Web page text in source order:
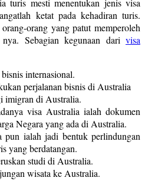
turis mesti menentukan jenis visa
ketat pada kehadiran turis.
orang yang patut memperoleh
Sebagian kegunaan dari visa
internasional.
perjalanan bisnis di Australia
imigran di Australia.
visa Australia ialah dokumen
Negara yang ada di Australia.
ialah jadi bentuk perlindungan
yang berdatangan.
studi di Australia.
wisata ke Australia.